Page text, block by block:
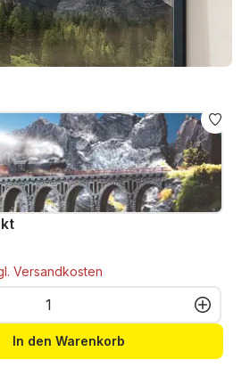
Versandkosten
Gib den
In den Warenkorb